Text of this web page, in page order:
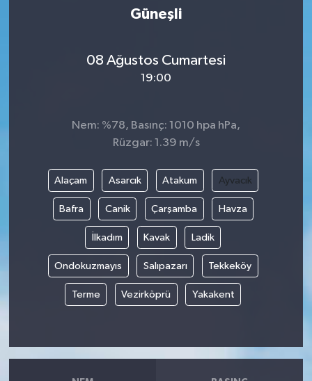
Güneşli
08 Ağustos Cumartesi
19:00
Nem: %78, Basınç: 1010 hpa hPa,
Rüzgar: 1.39 m/s
Alaçam Asarcık Atakum Ayvacık
Bafra Canik Çarşamba Havza
İlkadım Kavak Ladik
Ondokuzmayıs Salıpazarı Tekkeköy
Terme Vezirköprü Yakakent
Gizlilik Sözleşmesi